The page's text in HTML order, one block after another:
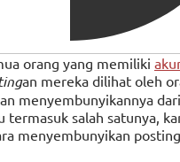
orang yang memiliki
an mereka dilihat oleh
menyembunyikannya
termasuk salah satunya,
menyembunyikan